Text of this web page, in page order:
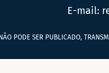
E-mail:
PODE SER PUBLICADO,